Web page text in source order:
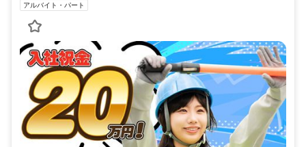
アルバイト・パート